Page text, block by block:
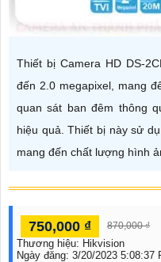
Thiết bị Camera HD DS-
đến 2.0 megapixel, mang
quan sát ban đêm thông
hiệu quả. Thiết bị này sử
mang đến chất lượng hình
750,000 ₫ 870,000 ₫
Thương hiệu: Hikvision
Ngày đăng: 3/20/2023 5:08:37